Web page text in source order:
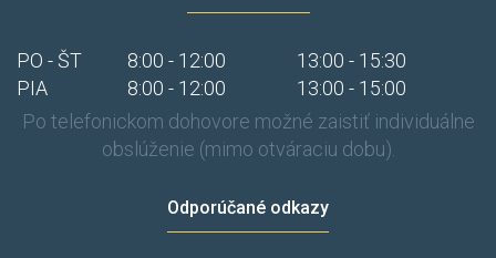
PO - ŠT 8:00 - 12:00
13:00 - 15:30
PIA
8:00 - 12:00
13:00 - 15:00
Po telefonickom dohovore možné zaistiť individuálne
obslúženie (mimo otváraciu dobu).
Odporúčané odkazy